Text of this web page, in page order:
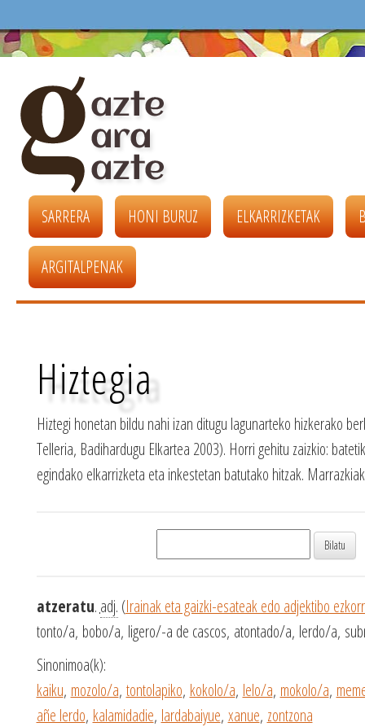
SARRERA HONI BURUZ ELKARRIZKETAK
ARGITALPENAK
Hiztegia
Hiztegi honetan bildu nahi izan ditugu lagunarteko hizkerako
Telleria, Badihardugu Elkartea 2003). Horri gehitu zaizkio:
egindako elkarrizketa eta inkestetan batutako hitzak.
atzeratu. adj. (Irainak eta gaizki-esateak edo adjektibo
tonto/a, bobo/a, ligero/-a de cascos, atontado/a, lerdo/a,
Sinonimoa(k):
kaiku, mozolo/a, tontolapiko, kokolo/a, lelo/a, mokolo/a,
añe lerdo, kalamidadie, lardabaiyue, xanue, zontzona